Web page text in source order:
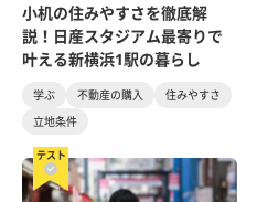
小机の住みやすさを徹底解
説！日産スタジアム最寄りで
叶える新横浜1駅の暮らし
学ぶ 不動産の購入
住みやすさ
立地条件
テスト